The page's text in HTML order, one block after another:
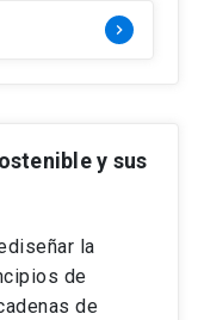
keyboard_arrow_right
y sus
la
de
de